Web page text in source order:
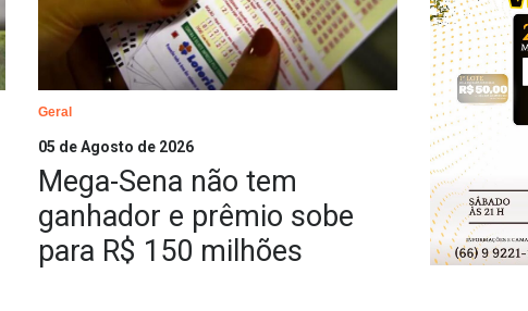
Geral
05 de Agosto de 2026
Mega-Sena não tem
ganhador e prêmio sobe
para R$ 150 milhões